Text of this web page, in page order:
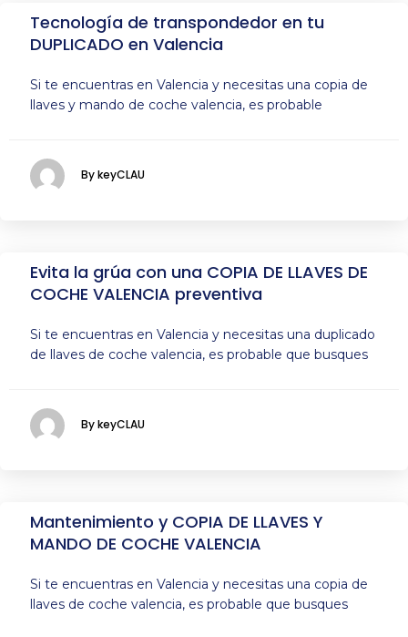
Tecnología de transpondedor en tu
DUPLICADO en Valencia
Si te encuentras en Valencia y necesitas una copia de
llaves y mando de coche valencia, es probable
By keyCLAU
Evita la grúa con una COPIA DE LLAVES DE
COCHE VALENCIA preventiva
Si te encuentras en Valencia y necesitas una duplicado
de llaves de coche valencia, es probable que busques
By keyCLAU
Mantenimiento y COPIA DE LLAVES Y
MANDO DE COCHE VALENCIA
Si te encuentras en Valencia y necesitas una copia de
llaves de coche valencia, es probable que busques